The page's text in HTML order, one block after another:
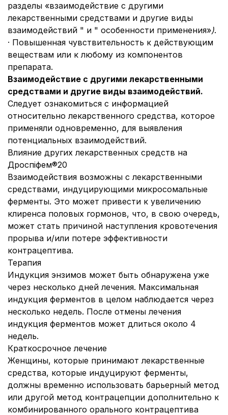
разделы «взаимодействие с другими
лекарственными средствами и другие виды
взаимодействий " и " особенности применения»).
· Повышенная чувствительность к действующим
веществам или к любому из компонентов
препарата.
Взаимодействие с другими лекарственными
средствами и другие виды взаимодействий.
Следует ознакомиться с информацией
относительно лекарственного средства, которое
применяли одновременно, для выявления
потенциальных взаимодействий.
Влияние других лекарственных средств на
Дроспіфем®20
Взаимодействия возможны с лекарственными
средствами, индуцирующими микросомальные
ферменты. Это может привести к увеличению
клиренса половых гормонов, что, в свою очередь,
может стать причиной наступления кровотечения
прорыва и/или потере эффективности
контрацептива.
Терапия
Индукция энзимов может быть обнаружена уже
через несколько дней лечения. Максимальная
индукция ферментов в целом наблюдается через
несколько недель. После отмены лечения
индукция ферментов может длиться около 4
недель.
Краткосрочное лечение
Женщины, которые принимают лекарственные
средства, которые индуцируют ферменты,
должны временно использовать барьерный метод
или другой метод контрацепции дополнительно к
комбинированного орального контрацептива